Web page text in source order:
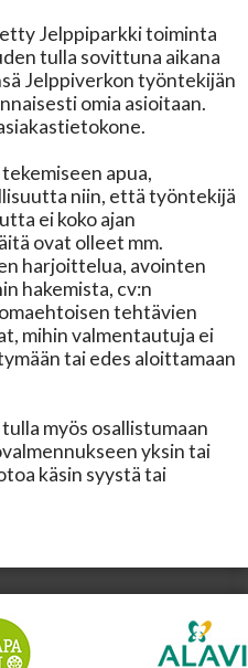
Jelppiparkki toiminta
tulla sovittuna aikana
Jelppiverkon työntekijän
omia asioitaan.
apua,
niin, että työntekijä
ei koko ajan
ovat olleet mm.
harjoittelua, avointen
hakemista, cv:n
tehtävien
mihin valmentautuja ei
tai edes aloittamaan
myös osallistumaan
yksin tai
käsin syystä tai